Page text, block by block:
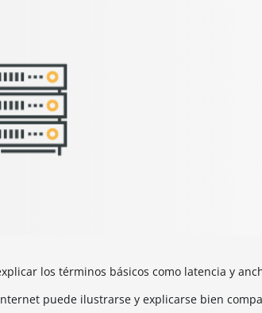
los términos básicos como latencia y
puede ilustrarse y explicarse bien